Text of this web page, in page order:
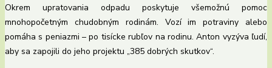
Okrem upratovania odpadu poskytuje všemožnú pomoc
mnohopočetným chudobným rodinám. Vozí im potraviny alebo
pomáha s peniazmi – po tisícke rubľov na rodinu. Anton vyzýva ľudí,
aby sa zapojili do jeho projektu „385 dobrých skutkov“.